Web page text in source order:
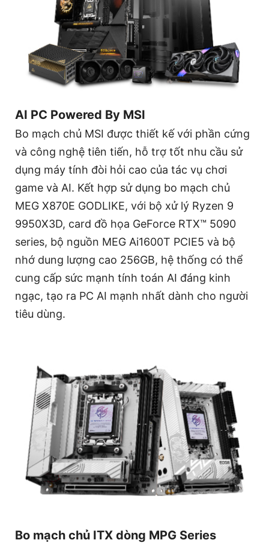
AI PC Powered By MSI
Bo mạch chủ MSI được thiết kế với phần cứng
và công nghệ tiên tiến, hỗ trợ tốt nhu cầu sử
dụng máy tính đòi hỏi cao của tác vụ chơi
game và AI. Kết hợp sử dụng bo mạch chủ
MEG X870E GODLIKE, với bộ xử lý Ryzen 9
9950X3D, card đồ họa GeForce RTX™ 5090
series, bộ nguồn MEG Ai1600T PCIE5 và bộ
nhớ dung lượng cao 256GB, hệ thống có thể
cung cấp sức mạnh tính toán AI đáng kinh
ngạc, tạo ra PC AI mạnh nhất dành cho người
tiêu dùng.
Bo mạch chủ ITX dòng MPG Series